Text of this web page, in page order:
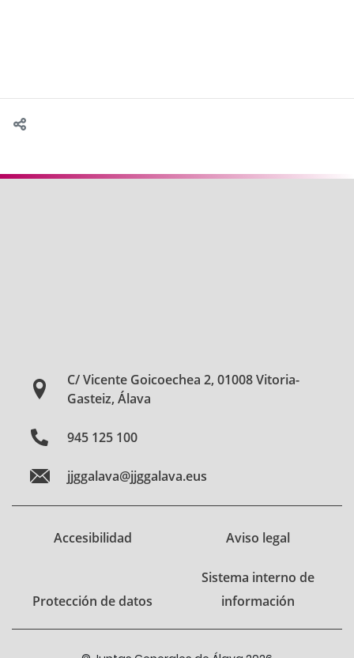
C/ Vicente Goicoechea 2, 01008 Vitoria-
Gasteiz, Álava
945 125 100
jjggalava@jjggalava.eus
Accesibilidad Aviso legal
Protección de datos
Sistema interno de
información